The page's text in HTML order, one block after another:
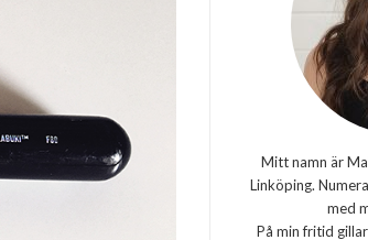
Mitt namn är
Linköping.
med
På min fritid